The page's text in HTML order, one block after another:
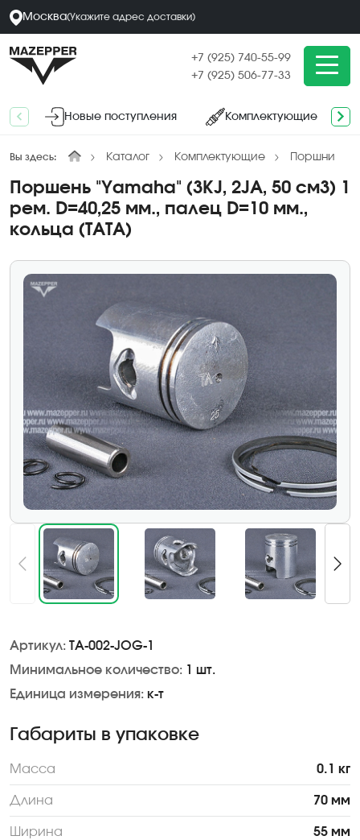
Москва(Укажите адрес доставки)
+7 (925) 740-55-99
+7 (925) 506-77-33
Новые поступления Комплектующие
Вы здесь: Каталог Комплектующие Поршни
Поршень "Yamaha" (3KJ, 2JA, 50 см3) 1
рем. D=40,25 мм., палец D=10 мм.,
кольца (ТАТА)
Артикул: TA-002-JOG-1
Минимальное количество: 1 шт.
Единица измерения: к-т
Габариты в упаковке
Масса 0.1 кг
Длина 70 мм
Ширина 55 мм